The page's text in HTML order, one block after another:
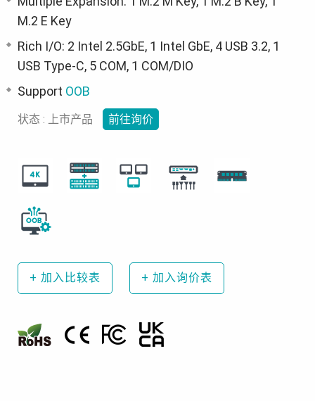
M.2 E Key
Rich I/O: 2 Intel 2.5GbE, 1 Intel GbE, 4 USB 3.2, 1
USB Type-C, 5 COM, 1 COM/DIO
Support OOB
状态 : 上市产品 前往询价
+ 加入比较表 + 加入询价表